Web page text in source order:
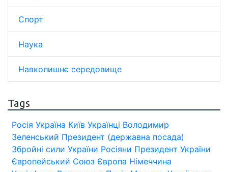
Спорт
Наука
Навколишнє середовище
Tags
Росія Україна Київ Українці Володимир
Зеленський Президент (державна посада)
Збройні сили України Росіяни Президент України
Європейський Союз Європа Німеччина